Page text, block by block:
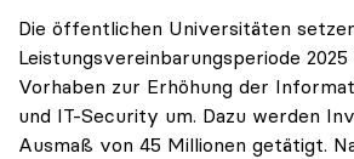
Die öffentlichen Universitäten
Leistungsvereinbarungsperiode 2025
Vorhaben zur Erhöhung der
und IT-Security um. Dazu werden
Ausmaß von 45 Millionen getätigt.